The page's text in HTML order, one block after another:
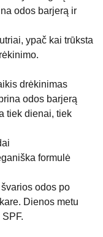
odos barjerą ir
ypač kai trūksta
drėkinimas
odos barjerą
tiek dienai, tiek
formulė
odos po
Dienos metu